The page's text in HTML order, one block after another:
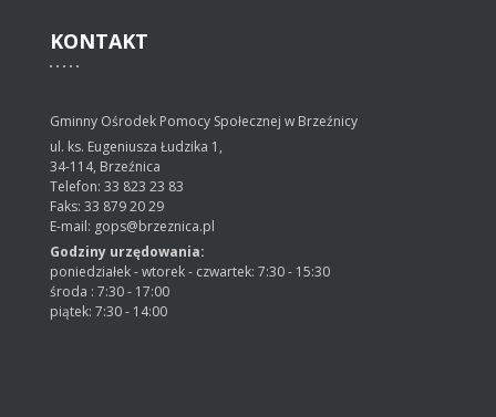
KONTAKT
Gminny Ośrodek Pomocy Społecznej w Brzeźnicy
ul. ks. Eugeniusza Łudzika 1,
34-114, Brzeźnica
Telefon: 33 823 23 83
Faks: 33 879 20 29
E-mail: gops@brzeznica.pl
Godziny urzędowania:
poniedziałek - wtorek - czwartek: 7:30 - 15:30
środa : 7:30 - 17:00
piątek: 7:30 - 14:00